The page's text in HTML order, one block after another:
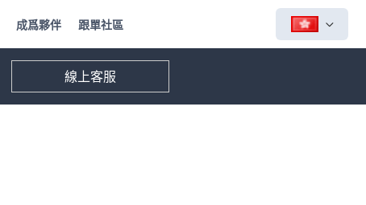
成爲夥伴 跟單社區
線上客服